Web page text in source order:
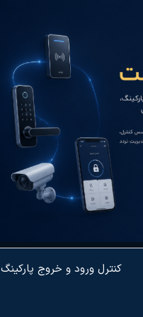
کنترل ورود و خروج پارکینگ